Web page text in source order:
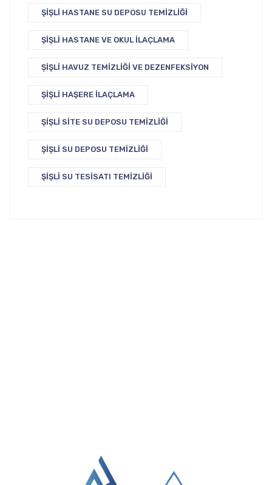
ŞIŞLI HASTANE SU DEPOSU TEMIZLIĞI
ŞIŞLI HASTANE VE OKUL İLAÇLAMA
ŞIŞLI HAVUZ TEMIZLIĞI VE DEZENFEKSIYON
ŞIŞLI HAŞERE İLAÇLAMA
ŞIŞLI SITE SU DEPOSU TEMIZLIĞI
ŞIŞLI SU DEPOSU TEMIZLIĞI
ŞIŞLI SU TESISATI TEMIZLIĞI